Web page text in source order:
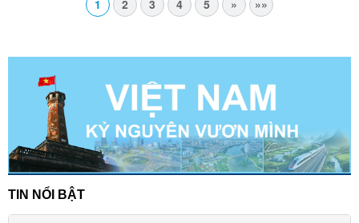
1 2 3 4 5 » »»
TIN NỔI BẬT